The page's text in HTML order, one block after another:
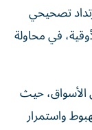
تصحيحي
4,218 دولاراً للأوقية، في محاولة
الأسواق، حيث
واستمرار